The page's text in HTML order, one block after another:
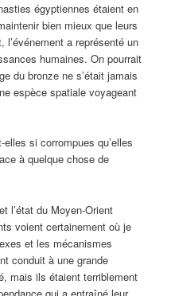
égyptiennes étaient en
bien mieux que leurs
l’événement a représenté un
humaines. On pourrait
du bronze ne s’était jamais
espèce spatiale voyageant
si corrompues qu’elles
à quelque chose de
l’état du Moyen-Orient
voient certainement où je
et les mécanismes
conduit à une grande
mais ils étaient terriblement
qui a entraîné leur